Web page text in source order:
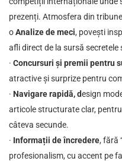
prezenți. Atmosfera din
oAnalize de meci, povești
afli direct de la sursă secretele
· Concursuri și premii pentru
atractive și surprize pentru
· Navigare rapidă, design
articole structurate clar,
câteva secunde.
· Informații de încredere, fără
profesionalism, cu accent pe